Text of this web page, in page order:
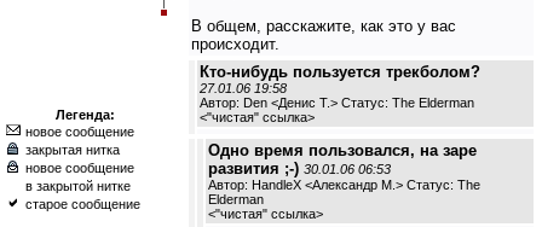
Легенда:
новое сообщение
закрытая нитка
новое сообщение
в закрытой нитке
старое сообщение
В общем, расскажите, как это у вас
происходит.
Кто-нибудь пользуется трекболом?
27.01.06 19:58
Автор: Den <Денис Т.> Статус: The Elderman
<"чистая" ссылка>
Одно время пользовался, на заре
развития ;-) 30.01.06 06:53
Автор: HandleX <Александр М.> Статус: The
Elderman
<"чистая" ссылка>